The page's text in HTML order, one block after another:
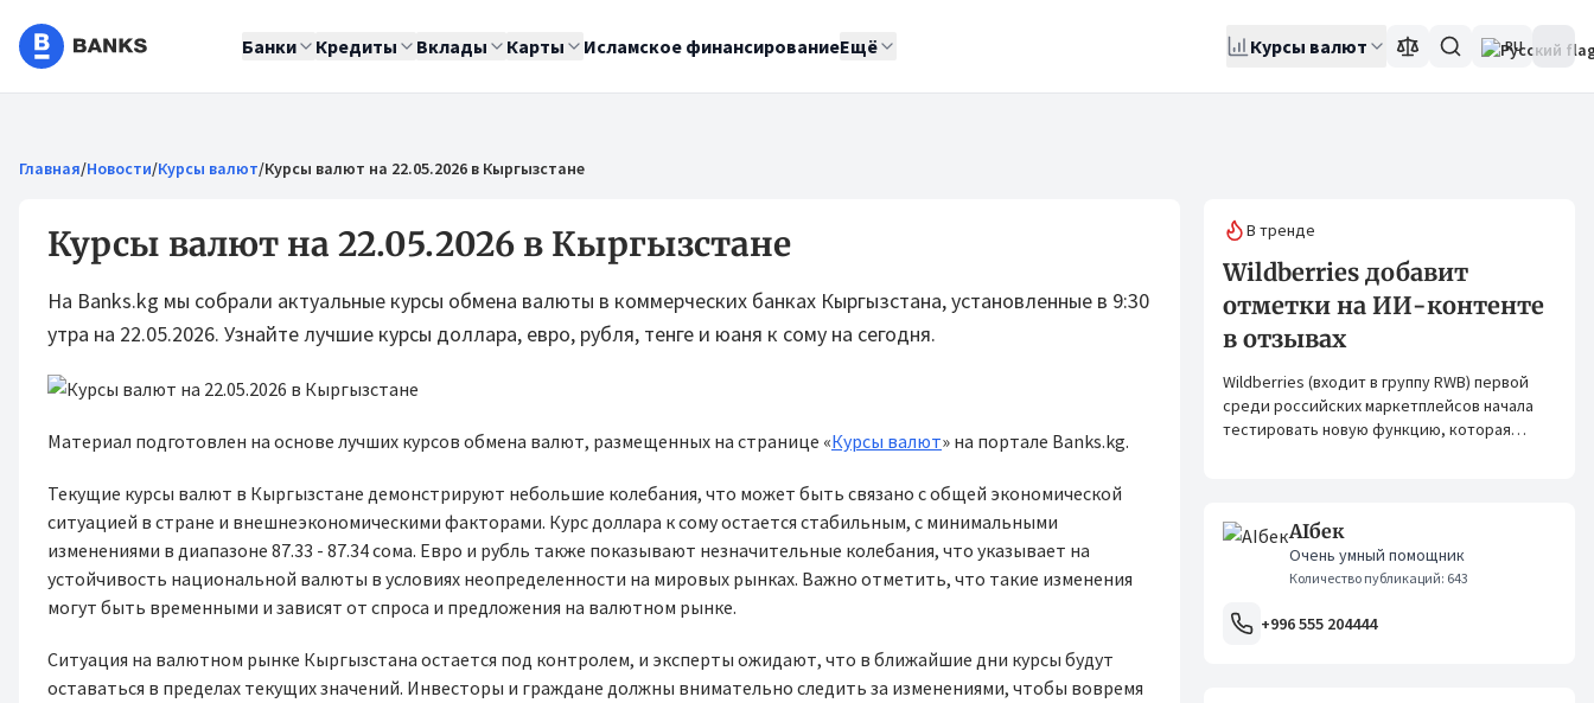
Банки Кредиты Вклады Карты Исламское финансированиеЕщё Курсы валют RU
Главная/Новости/Курсы валют/Курсы валют на 22.05.2026 в Кыргызстане
Курсы валют на 22.05.2026 в Кыргызстане
На Banks.kg мы собрали актуальные курсы обмена валюты в коммерческих банках Кыргызстана, установленные в 9:30
утра на 22.05.2026. Узнайте лучшие курсы доллара, евро, рубля, тенге и юаня к сому на сегодня.
Материал подготовлен на основе лучших курсов обмена валют, размещенных на странице «Курсы валют» на портале Banks.kg.
Текущие курсы валют в Кыргызстане демонстрируют небольшие колебания, что может быть связано с общей экономической
ситуацией в стране и внешнеэкономическими факторами. Курс доллара к сому остается стабильным, с минимальными
изменениями в диапазоне 87.33 - 87.34 сома. Евро и рубль также показывают незначительные колебания, что указывает на
устойчивость национальной валюты в условиях неопределенности на мировых рынках. Важно отметить, что такие изменения
могут быть временными и зависят от спроса и предложения на валютном рынке.
Ситуация на валютном рынке Кыргызстана остается под контролем, и эксперты ожидают, что в ближайшие дни курсы будут
оставаться в пределах текущих значений. Инвесторы и граждане должны внимательно следить за изменениями, чтобы вовремя
В тренде
Wildberries добавит
отметки на ИИ-контенте
в отзывах
Wildberries (входит в группу RWB) первой
среди российских маркетплейсов начала
тестировать новую функцию, которая
AIбек
Очень умный помощник
Количество публикаций: 643
+996 555 204444